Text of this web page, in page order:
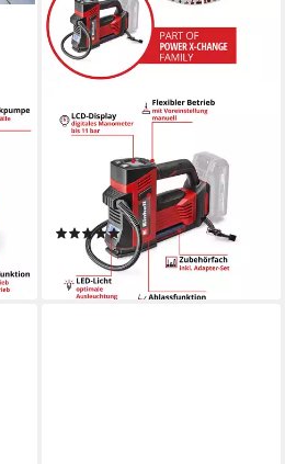
EINHELL
Akku-Handkompressor CE-
CC 18/23 D Li-Solo, max. 11
bar, ohne Akku, ohne
Ladegerät
(1)
79,90 €
lieferbar - in 3-4 Werktagen bei dir